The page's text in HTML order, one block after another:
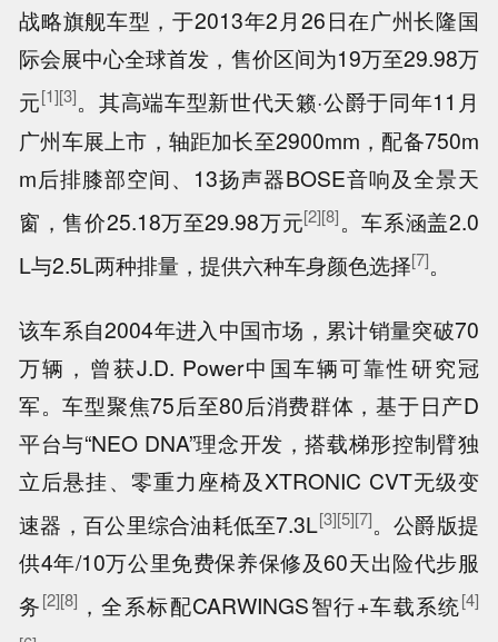
战略旗舰车型，于2013年2月26日在广州长隆国
际会展中心全球首发，售价区间为19万至29.98万
元[1][3]。其高端车型新世代天籁·公爵于同年11月
广州车展上市，轴距加长至2900mm，配备750m
m后排膝部空间、13扬声器BOSE音响及全景天
窗，售价25.18万至29.98万元[2][8]。车系涵盖2.0
L与2.5L两种排量，提供六种车身颜色选择[7]。
该车系自2004年进入中国市场，累计销量突破70
万辆，曾获J.D. Power中国车辆可靠性研究冠
军。车型聚焦75后至80后消费群体，基于日产D
平台与“NEO DNA”理念开发，搭载梯形控制臂独
立后悬挂、零重力座椅及XTRONIC CVT无级变
速器，百公里综合油耗低至7.3L[3][5][7]。公爵版提
供4年/10万公里免费保养保修及60天出险代步服
务[2][8] ，全系标配CARWINGS智行+车载系统[4]